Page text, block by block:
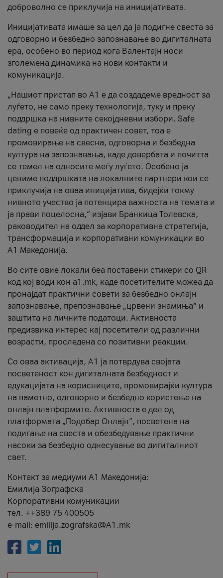
доброволно се приклучија на иницијативата.
Иницијативата имаше за цел да ја подигне свеста за
одговорно и безбедно запознавање во дигиталната
ера, особено во период кога Валентајн носи
зголемена динамика на нови контакти и
комуникација.
„Нашиот пристап во А1 е да создадеме вредност за
луѓето, не само преку технологија, туку и преку
поддршка на нивните секојдневни избори. Safe
dating е повеќе од практичен совет, тоа е
промовирање на свесна, одговорна и безбедна
култура на запознавања, каде довербата и почитта
се темел на односите меѓу луѓето. Особено ја
цениме поддршката на локалните партнери кои се
приклучија на оваа иницијатива, бидејќи токму
нивното учество ја потенцира важноста на темата и
ја прави поцелосна,“ изјави Бранкица Толевска,
раководител на оддел за корпоративна стратегија,
трансформација и корпоративни комуникации во
А1 Македонија.
Во сите овие локали беа поставени стикери со QR
код кој води кон a1.mk, каде посетителите можеа да
пронајдат практични совети за безбедно онлајн
запознавање, препознавање „црвени знамиња“ и
заштита на личните податоци. Активноста
предизвика интерес кај посетители од различни
возрасти, проследена со позитивни реакции.
Со оваа активација, А1 ја потврдува својата
посветеност кон дигиталната безбедност и
едукацијата на корисниците, промовирајќи култура
на паметно, одговорно и безбедно користење на
онлајн платформите. Активноста е дел од
платформата „Подобар Онлајн“, посветена на
подигање на свеста и обезбедување практични
насоки за безбедно однесување во дигиталниот
свет.
Контакт за медиуми А1 Македонија:
Емилија Зографска
Корпоративни комуникации
тел. ++389 75 400505
e-mail: emilija.zografska@A1.mk